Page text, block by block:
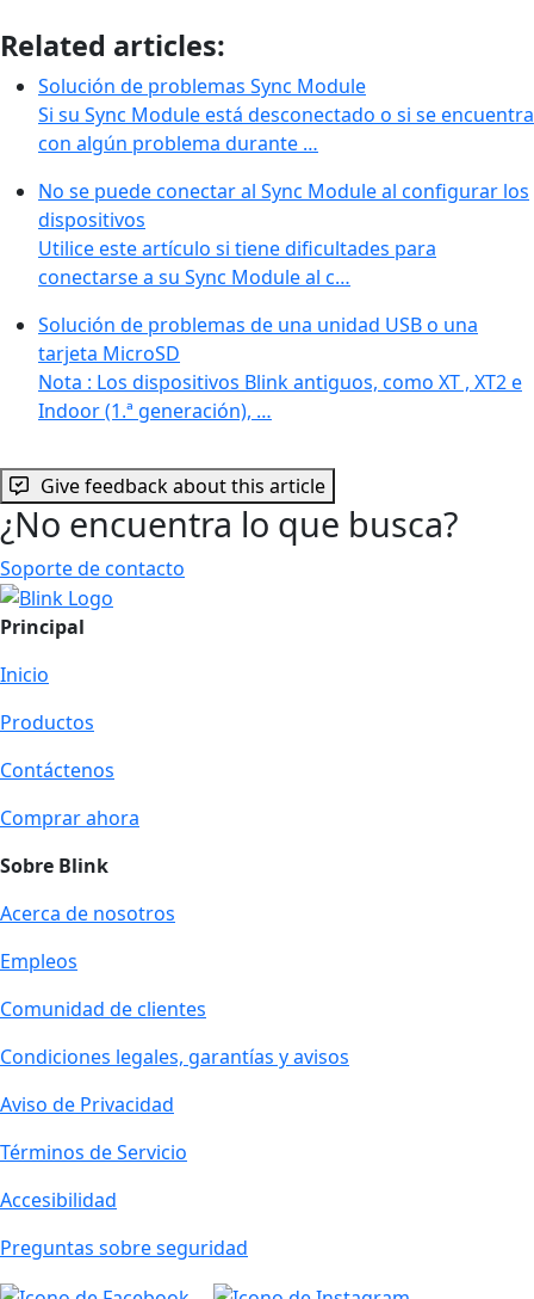
Related articles:
Solución de problemas Sync Module
Si su Sync Module está desconectado o si se encuentra
con algún problema durante …
No se puede conectar al Sync Module al configurar los
dispositivos
Utilice este artículo si tiene dificultades para
conectarse a su Sync Module al c…
Solución de problemas de una unidad USB o una
tarjeta MicroSD
Nota : Los dispositivos Blink antiguos, como XT , XT2 e
Indoor (1.ª generación), …
Give feedback about this article
¿No encuentra lo que busca?
Soporte de contacto
Principal
Inicio
Productos
Contáctenos
Comprar ahora
Sobre Blink
Acerca de nosotros
Empleos
Comunidad de clientes
Condiciones legales, garantías y avisos
Aviso de Privacidad
Términos de Servicio
Accesibilidad
Preguntas sobre seguridad